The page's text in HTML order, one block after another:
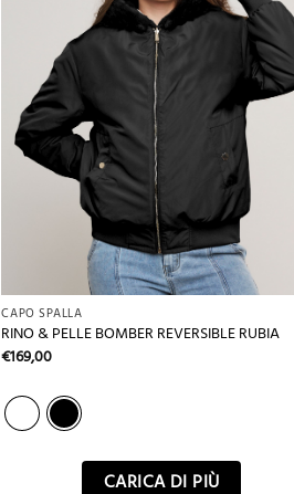
CAPO SPALLA
RINO & PELLE BOMBER REVERSIBLE RUBIA
€169,00
CARICA DI PIÙ